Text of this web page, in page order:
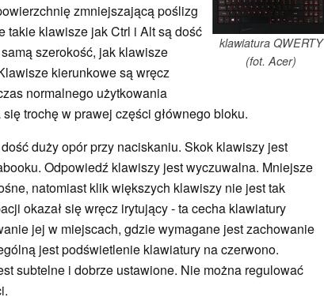
klawiatura QWERTY
(fot. Acer)
zmniejszającą poślizg
takie klawisze jak Ctrl i Alt są dość
szerokość, jak klawisze
kierunkowe są wręcz
normalnego użytkowania
trochę w prawej części głównego bloku.
duży opór przy naciskaniu. Skok klawiszy jest
Odpowiedź klawiszy jest wyczuwalna. Mniejsze
natomiast klik większych klawiszy nie jest tak
okazał się wręcz irytujący - ta cecha klawiatury
jej w miejscach, gdzie wymagane jest zachowanie
jest podświetlenie klawiatury na czerwono.
subtelne i dobrze ustawione. Nie można regulować